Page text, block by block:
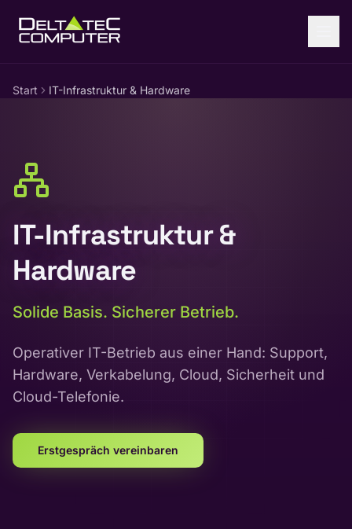
Start IT-Infrastruktur & Hardware
IT-Infrastruktur &
Hardware
Solide Basis. Sicherer Betrieb.
Operativer IT-Betrieb aus einer Hand: Support,
Hardware, Verkabelung, Cloud, Sicherheit und
Cloud-Telefonie.
Erstgespräch vereinbaren